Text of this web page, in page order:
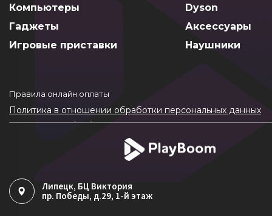
Компьютеры
Dyson
Гаджеты
Аксессуары
Игровые приставки
Наушники
Правила онлайн оплаты
Политика в отношении обработки персональных данных
Согласие на обработку ПДн
Политика обработки файлов cookie
Липецк, БЦ Виктория
пр. Победы, д.29, 1-й этаж